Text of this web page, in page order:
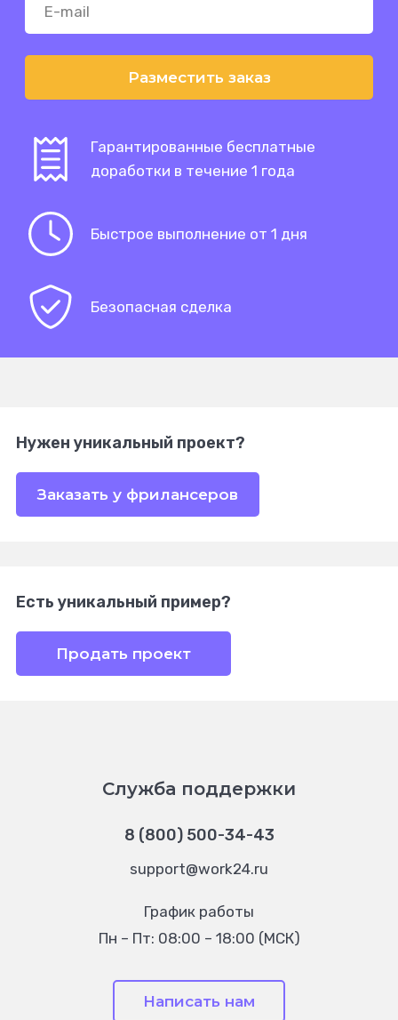
Разместить заказ
Гарантированные бесплатные
доработки в течение 1 года
Быстрое выполнение от 1 дня
Безопасная сделка
Нужен уникальный проект?
Заказать у фрилансеров
Есть уникальный пример?
Продать проект
Служба поддержки
8 (800) 500-34-43
support@work24.ru
График работы
Пн – Пт: 08:00 – 18:00 (МСК)
Написать нам